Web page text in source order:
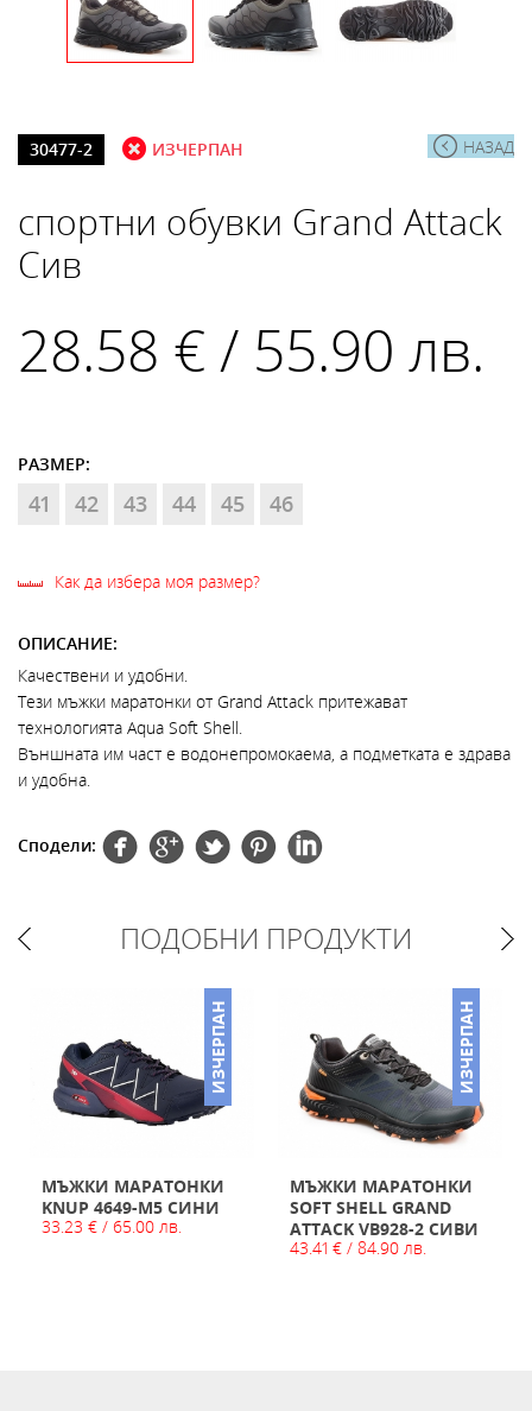
НАЗАД
30477-2 ИЗЧЕРПАН
спортни обувки Grand Attack
Сив
28.58 € / 55.90 лв.
РАЗМЕР:
41 42 43 44 45 46
Как да избера моя размер?
ОПИСАНИЕ:
Качествени и удобни.
Тези мъжки маратонки от Grand Attack притежават
технологията Aqua Soft Shell.
Външната им част е водонепромокаема, а подметката е здрава
и удобна.
Сподели:
ПОДОБНИ ПРОДУКТИ
ИЗЧЕРПАН
МЪЖКИ МАРАТОНКИ
KNUP 4649-М5 СИНИ
33.23 € / 65.00 лв.
ИЗЧЕРПАН
МЪЖКИ МАРАТОНКИ
SOFT SHELL GRAND
ATTACK VB928-2 СИВИ
43.41 € / 84.90 лв.